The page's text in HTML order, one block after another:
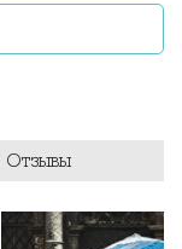
Отзывы